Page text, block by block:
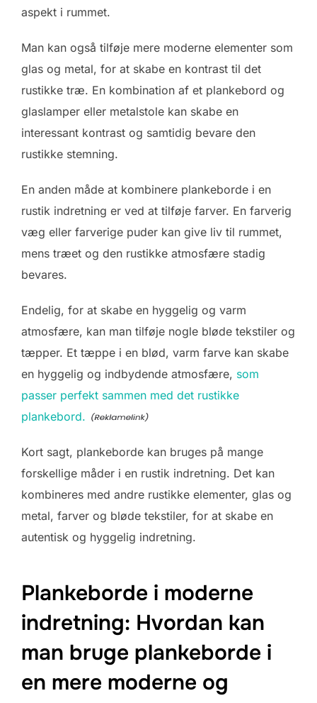
aspekt i rummet.
Man kan også tilføje mere moderne elementer som
glas og metal, for at skabe en kontrast til det
rustikke træ. En kombination af et plankebord og
glaslamper eller metalstole kan skabe en
interessant kontrast og samtidig bevare den
rustikke stemning.
En anden måde at kombinere plankeborde i en
rustik indretning er ved at tilføje farver. En farverig
væg eller farverige puder kan give liv til rummet,
mens træet og den rustikke atmosfære stadig
bevares.
Endelig, for at skabe en hyggelig og varm
atmosfære, kan man tilføje nogle bløde tekstiler og
tæpper. Et tæppe i en blød, varm farve kan skabe
en hyggelig og indbydende atmosfære, som
passer perfekt sammen med det rustikke
plankebord.
Kort sagt, plankeborde kan bruges på mange
forskellige måder i en rustik indretning. Det kan
kombineres med andre rustikke elementer, glas og
metal, farver og bløde tekstiler, for at skabe en
autentisk og hyggelig indretning.
Plankeborde i moderne
indretning: Hvordan kan
man bruge plankeborde i
en mere moderne og